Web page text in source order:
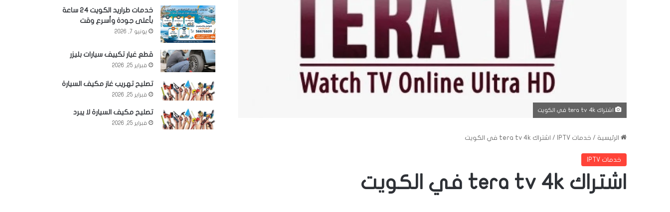
اشتراك tera tv 4k في الكويت
الرئيسية / خدمات IPTV / اشتراك tera tv 4k في الكويت
خدمات IPTV
اشتراك tera tv 4k في الكويت
خدمات طراريد الكويت 24 ساعة
بأعلى جودة وأسرع وقت
يونيو 7, 2026
قطع غيار تكييف سيارات بليزر
فبراير 25, 2026
تصليح تهريب غاز مكيف السيارة
فبراير 25, 2026
تصليح مكيف السيارة لا يبرد
فبراير 25, 2026